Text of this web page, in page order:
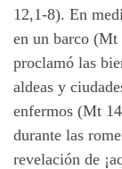
12,1-8). En
en un barco
proclamó las
aldeas y
enfermos (Mt
durante las
revelación de